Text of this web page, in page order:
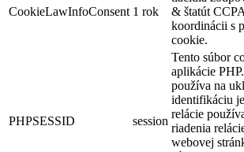
CookieLawInfoConsent 1 rok
& štatút
koordinácii s
cookie.
PHPSESSID session
Tento súbor
aplikácie
používa na
identifikáciu
relácie
riadenia
webovej